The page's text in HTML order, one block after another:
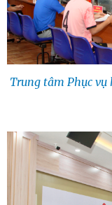
Trung tâm Phục